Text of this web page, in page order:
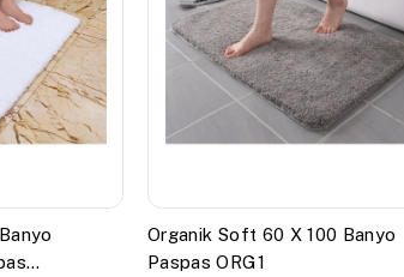
Organik Soft 60 X 100 Banyo
Paspas ORG1